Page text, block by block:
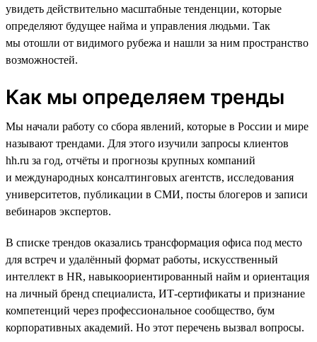
увидеть действительно масштабные тенденции, которые
определяют будущее найма и управления людьми. Так
мы отошли от видимого рубежа и нашли за ним пространство
возможностей.
Как мы определяем тренды
Мы начали работу со сбора явлений, которые в России и мире
называют трендами. Для этого изучили запросы клиентов
hh.ru за год, отчёты и прогнозы крупных компаний
и международных консалтинговых агентств, исследования
университетов, публикации в СМИ, посты блогеров и записи
вебинаров экспертов.
В списке трендов оказались трансформация офиса под место
для встреч и удалённый формат работы, искусственный
интеллект в HR, навыкоориентированный найм и ориентация
на личный бренд специалиста, ИТ-сертификаты и признание
компетенций через профессиональное сообщество, бум
корпоративных академий. Но этот перечень вызвал вопросы.